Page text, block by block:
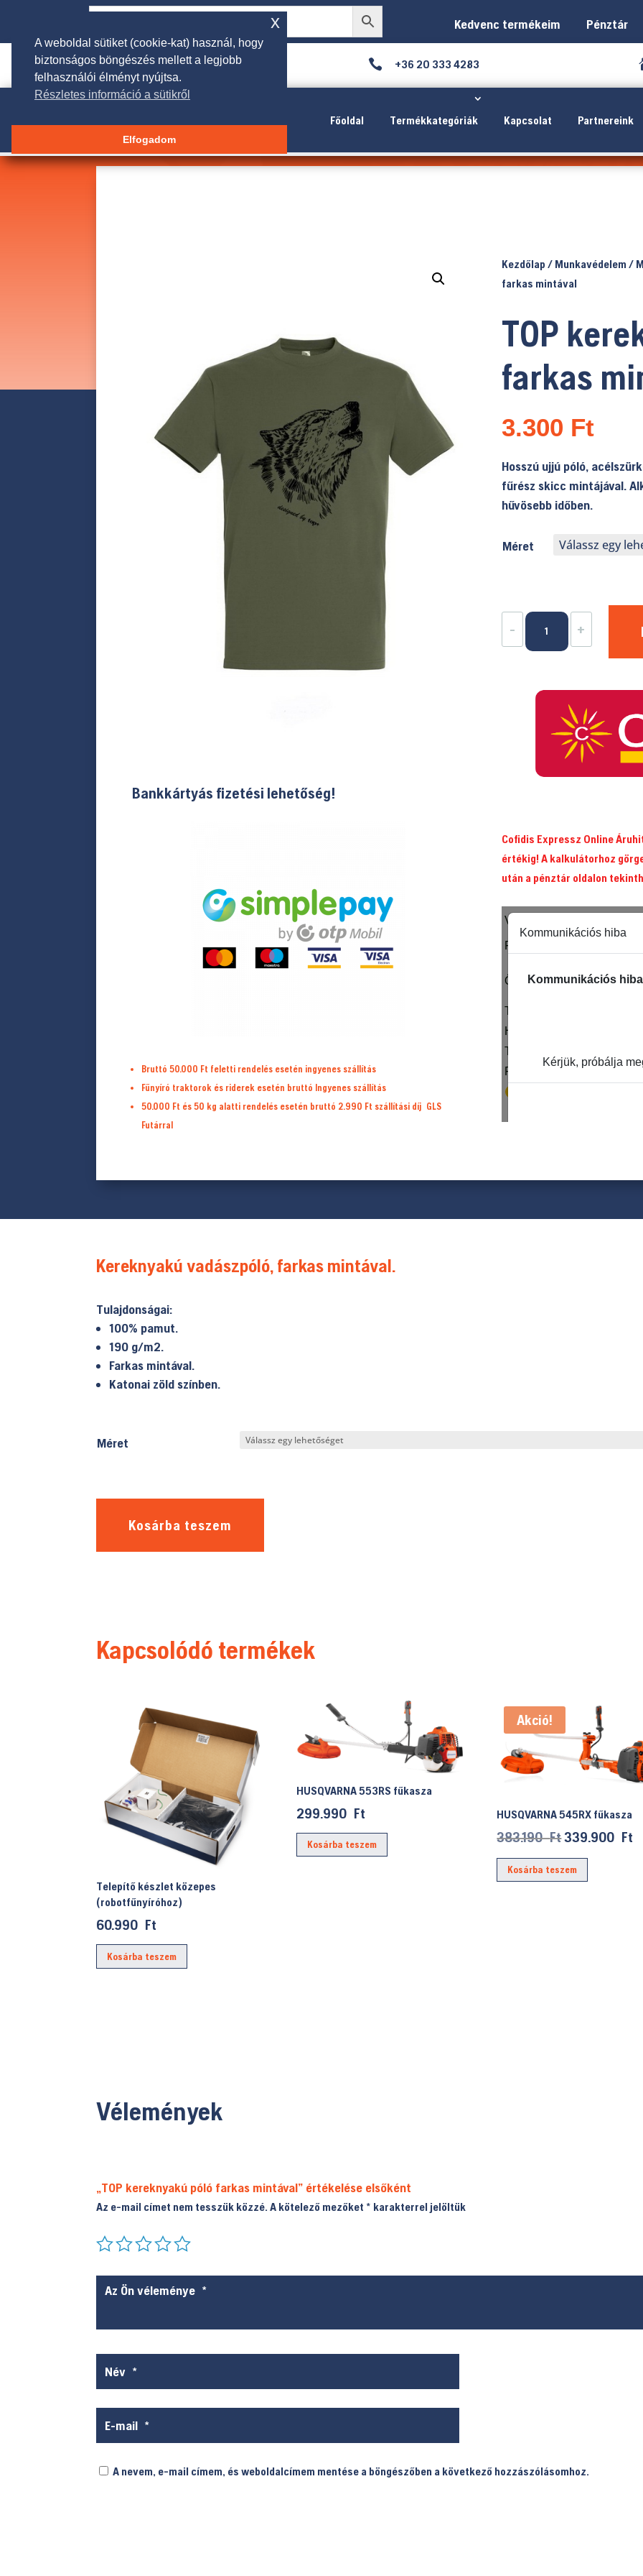
Kedvenc termékeim Pénztár
 rendeles@galgakertigep.hu  +36 20 333 4283
Főoldal Termékkategóriák Kapcsolat Partnereink
Bankkártyás fizetési lehetőség!
Bruttó 50.000 Ft feletti rendelés esetén ingyenes szállítás
Fűnyíró traktorok és riderek esetén bruttó Ingyenes szállítás
50.000 Ft és 50 kg alatti rendelés esetén bruttó 2.990 Ft szállítási díj GLS
Futárral
Kezdőlap / Munkavédelem /
farkas mintával
TOP
farkas
3.300 Ft
Hosszú ujjú póló,
fűrész skicc mintájával.
hűvösebb időben.
Méret
-
TOP
mintával
mennyiség
+
Cofidis Expressz Online
értékig! A kalkulátorhoz
után a pénztár oldalon
Kereknyakú vadászpóló, farkas mintával.
Tulajdonságai:
100% pamut.
190 g/m2.
Farkas mintával.
Katonai zöld színben.
Méret
Kosárba teszem
Kapcsolódó termékek
Telepítő készlet közepes
(robotfűnyíróhoz)
60.990 Ft
Kosárba teszem
HUSQVARNA 553RS fűkasza
299.990 Ft
Kosárba teszem
Akció!
HUSQVARNA 545RX fűkasza
383.190FtOriginal
price
was:
339.900 Ft
Kosárba teszem
Vélemények
„TOP kereknyakú póló farkas mintával” értékelése elsőként
Az e-mail címet nem tesszük közzé. A kötelező mezőket * karakterrel jelöltük
A nevem, e-mail címem, és weboldalcímem mentése a böngészőben a következő hozzászólásomhoz.
A weboldal sütiket (cookie-kat) használ, hogy
biztonságos böngészés mellett a legjobb
felhasználói élményt nyújtsa.
Részletes információ a sütikről
Elfogadom
x